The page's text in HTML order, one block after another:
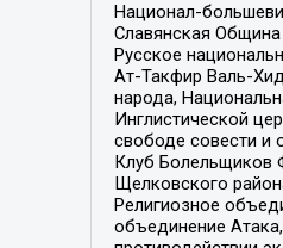
Национал-
Славянская
Русское
Ат-Такфир Валь-
народа,
Инглистической
свободе совести и
Клуб Болельщиков
Щелковского
Религиозное
объединение